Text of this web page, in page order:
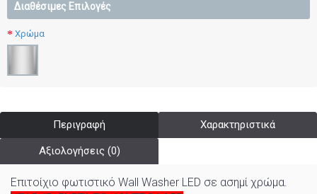
Διαθέσιμες Επιλογές
Χρώμα
Περιγραφή Χαρακτηριστικά
Αξιολογήσεις (0)
Επιτοίχιο φωτιστικό Wall Washer LED σε ασημί χρώμα.